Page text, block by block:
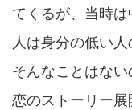
てくるが、当時
人は身分の低い
そんなことはない
恋のストーリー